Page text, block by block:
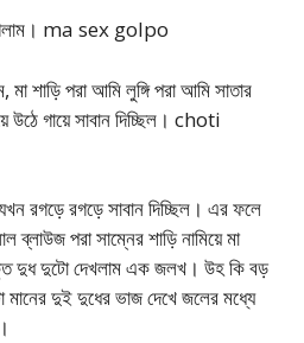
ma sex golpo
শাড়ি পরা আমি লুঙ্গি পরা আমি সাতার
উঠে গায়ে সাবান দিচ্ছিল। choti
রগড়ে রগড়ে সাবান দিচ্ছিল। এর ফলে
ব্লাউজ পরা সাম্নের শাড়ি নামিয়ে মা
দুধ দুটো দেখলাম এক জলখ। উহ কি বড়
মানের দুই দুধের ভাজ দেখে জলের মধ্যে